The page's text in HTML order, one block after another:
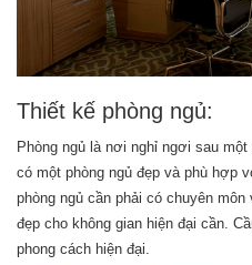
Thiết kế phòng ngủ:
Phòng ngủ là nơi nghỉ ngơi sau
có một phòng ngủ đẹp và phù hợp
phòng ngủ cần phải có chuyên
đẹp cho không gian hiện đại cần.
phong cách hiện đại.